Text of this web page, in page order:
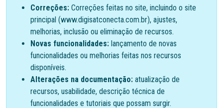
Correções: Correções feitas no site, incluindo o site
principal (www.digisatconecta.com.br), ajustes,
melhorias, inclusão ou eliminação de recursos.
Novas funcionalidades: lançamento de novas
funcionalidades ou melhorias feitas nos recursos
disponíveis.
Alterações na documentação: atualização de
recursos, usabilidade, descrição técnica de
funcionalidades e tutoriais que possam surgir.